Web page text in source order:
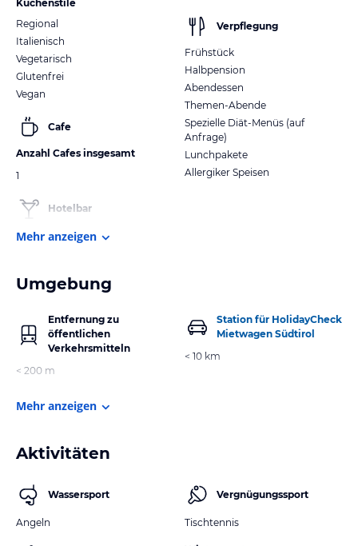
Küchenstile
Regional
Italienisch
Vegetarisch
Glutenfrei
Vegan
Cafe
Anzahl Cafes insgesamt
1
Hotelbar
Verpflegung
Frühstück
Halbpension
Abendessen
Themen-Abende
Spezielle Diät-Menüs (auf
Anfrage)
Lunchpakete
Allergiker Speisen
Mehr anzeigen
Umgebung
Entfernung zu
öffentlichen
Verkehrsmitteln
< 200 m
Station für HolidayCheck
Mietwagen Südtirol
< 10 km
Mehr anzeigen
Aktivitäten
Wassersport
Angeln
Vergnügungssport
Tischtennis